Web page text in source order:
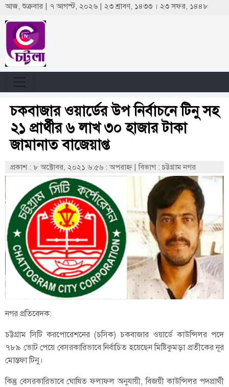
আজ, শুক্রবার | ৭ আগস্ট, ২০২৬ | ২৩ শ্রাবণ, ১৪৩৩ । ২৩ সফর, ১৪৪৮
চকবাজার ওয়ার্ডের উপ নির্বাচনে টিনু সহ
২১ প্রার্থীর ৬ লাখ ৩০ হাজার টাকা
জামানাত বাজেয়াপ্ত
প্রকাশ : ৮ অক্টোবর, ২০২১ ৬:৫৬ : অপরাহ্ণ |বিভাগ : চট্টগ্রাম নগর
নগর প্রতিবেদক:
চট্টগ্রাম সিটি করপোরেশনের (চসিক) চকবাজার ওয়ার্ডে কাউন্সিলর পদে
৭৮৯ ভোট পেয়ে বেসরকারিভাবে নির্বাচিত হয়েছেন মিষ্টিকুমড়া প্রতীকের নূর
মোস্তফা টিনু।
কিন্তু বেসরকারিভাবে ঘোষিত ফলাফল অনুযায়ী, বিজয়ী কাউন্সিলর পদপ্রার্থী